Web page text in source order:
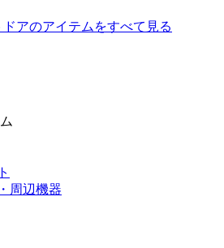
アのアイテムをすべて見る
周辺機器